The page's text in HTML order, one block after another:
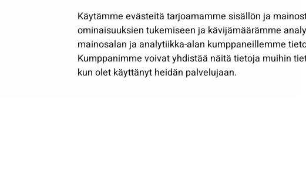
Käytämme evästeitä tarjoamamme sisällön ja
ominaisuuksien tukemiseen ja kävijämäärämme
mainosalan ja analytiikka-alan kumppaneillemme
Kumppanimme voivat yhdistää näitä tietoja muihin
kun olet käyttänyt heidän palvelujaan.